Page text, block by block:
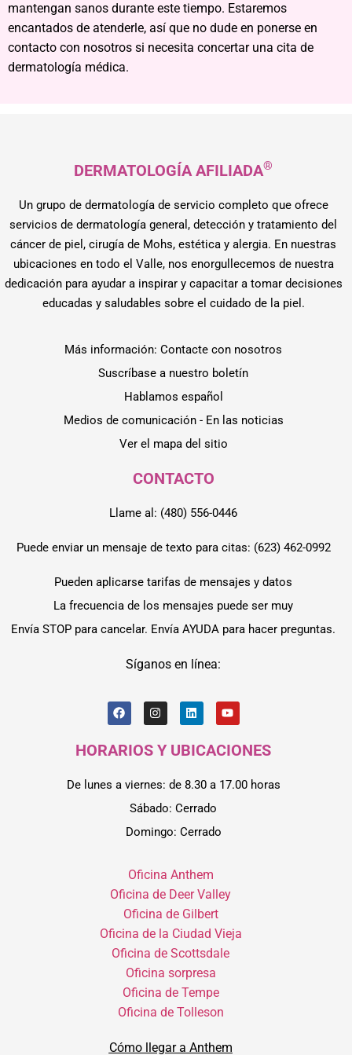
mantengan sanos durante este tiempo. Estaremos
encantados de atenderle, así que no dude en ponerse en
contacto con nosotros si necesita concertar una cita de
dermatología médica.
DERMATOLOGÍA AFILIADA®
Un grupo de dermatología de servicio completo que ofrece
servicios de dermatología general, detección y tratamiento del
cáncer de piel, cirugía de Mohs, estética y alergia. En nuestras
ubicaciones en todo el Valle, nos enorgullecemos de nuestra
dedicación para ayudar a inspirar y capacitar a tomar decisiones
educadas y saludables sobre el cuidado de la piel.
Más información: Contacte con nosotros
Suscríbase a nuestro boletín
Hablamos español
Medios de comunicación - En las noticias
Ver el mapa del sitio
CONTACTO
Llame al: (480) 556-0446
Puede enviar un mensaje de texto para citas: (623) 462-0992
Pueden aplicarse tarifas de mensajes y datos
La frecuencia de los mensajes puede ser muy
Envía STOP para cancelar. Envía AYUDA para hacer preguntas.
Síganos en línea:
HORARIOS Y UBICACIONES
De lunes a viernes: de 8.30 a 17.00 horas
Sábado: Cerrado
Domingo: Cerrado
Oficina Anthem
Oficina de Deer Valley
Oficina de Gilbert
Oficina de la Ciudad Vieja
Oficina de Scottsdale
Oficina sorpresa
Oficina de Tempe
Oficina de Tolleson
Cómo llegar a Anthem